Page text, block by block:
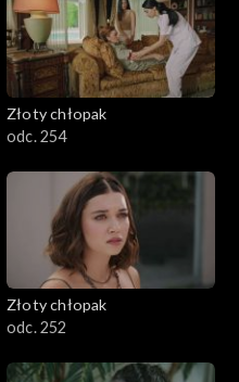
Złoty chłopak
odc. 254
Złoty chłopak
odc. 252